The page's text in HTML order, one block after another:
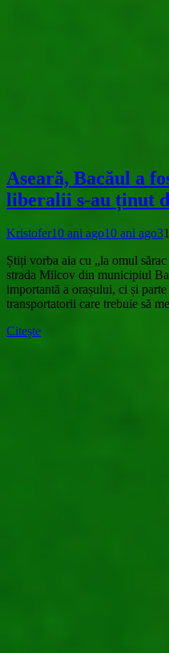
Aseară, Bacăul a
liberalii s-au ținut
Kristofer10 ani ago10 ani ago3
Știți vorba aia cu „la omul
strada Milcov din municipiul
importantă a orașului, ci și
transportatorii care trebuie să
Citește